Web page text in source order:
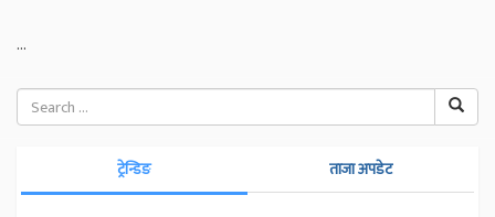
...
ट्रेन्डिङ ताजा अपडेट